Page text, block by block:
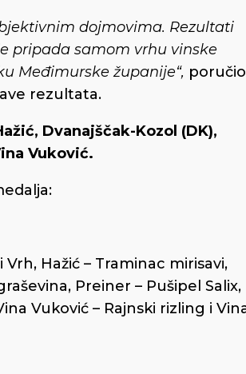
dojmovima. Rezultati
pripada samom vrhu vinske
Međimurske županije“, poručio
rezultata.
Dvanajščak-Kozol (DK),
Vuković.
Hažić – Traminac mirisavi,
Preiner – Pušipel Salix,
Vuković – Rajnski rizling i